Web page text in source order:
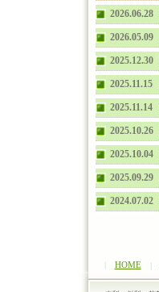
2026.06.28
2026.05.09
2025.12.30
2025.11.15
2025.11.14
2025.10.26
2025.10.04
2025.09.29
2024.07.02
HOME|